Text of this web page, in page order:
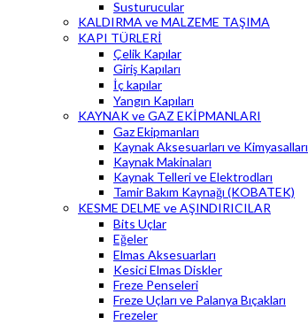
Susturucular
KALDIRMA ve MALZEME TAŞIMA
KAPI TÜRLERİ
Çelik Kapılar
Giriş Kapıları
İç kapılar
Yangın Kapıları
KAYNAK ve GAZ EKİPMANLARI
Gaz Ekipmanları
Kaynak Aksesuarları ve Kimyasalları
Kaynak Makinaları
Kaynak Telleri ve Elektrodları
Tamir Bakım Kaynağı (KOBATEK)
KESME DELME ve AŞINDIRICILAR
Bits Uçlar
Eğeler
Elmas Aksesuarları
Kesici Elmas Diskler
Freze Penseleri
Freze Uçları ve Palanya Bıçakları
Frezeler